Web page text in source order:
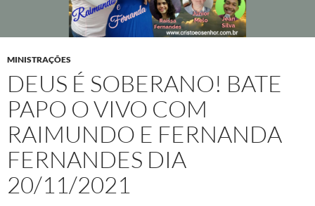
MINISTRAÇÕES
DEUS É SOBERANO! BATE
PAPO O VIVO COM
RAIMUNDO E FERNANDA
FERNANDES DIA
20/11/2021